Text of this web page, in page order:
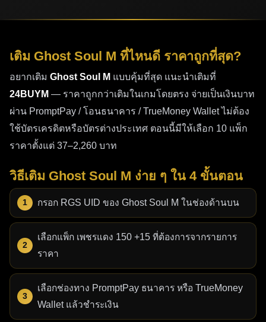
- เริ่มใช้เพชรเพื่อปลดล็อกฮีโร่ใหม่ อัปเกรดตัวละคร และเพิ่ม
1. เติม Ghost Soul M กับ 24Buym ปลอดภัย
ไหม
ปลอดภัย 100% เราใช้ระบบเข้ารหัสข้อมูลระดับธนาคาร และ
ไม่เก็บข้อมูลส่วนตัวของลูกค้าไว้ในระบบ การเติมทุกครั้งผ่าน
ข้อมูลรั่วไหล
2. เติม Ghost Soul Mกับ 24Buym ใช้เวลา
นานแค่ไหน
ใช้เวลาเพียง 1-3 นาที เท่านั้น หลังจากที่ระบบยืนยันการชำระ
เงินแล้ว เพชรจะเข้าสู่บัญชีเกมของคุณทันที ไม่ต้องรอนาน
เหมือนช่องทางอื่น ๆ ในตลาด
3. เติม Ghost Soul M
กับ 24Buym ต้องสมัคร
เติม Ghost Soul M ที่ไหนดี ราคาถูกที่สุด?
อยากเติม Ghost Soul M แบบคุ้มที่สุด แนะนำเติมที่
24BUYM — ราคาถูกกว่าเติมในเกมโดยตรง จ่ายเป็นเงินบาท
ผ่าน PromptPay / โอนธนาคาร / TrueMoney Wallet ไม่ต้อง
ใช้บัตรเครดิตหรือบัตรต่างประเทศ ตอนนี้มีให้เลือก 10 แพ็ก
ราคาตั้งแต่ 37–2,260 บาท
วิธีเติม Ghost Soul M ง่าย ๆ ใน 4 ขั้นตอน
กรอก RGS UID ของ Ghost Soul M ในช่องด้านบน
เลือกแพ็ก เพชรแดง 150 +15 ที่ต้องการจากรายการ
ราคา
เลือกช่องทาง PromptPay ธนาคาร หรือ TrueMoney
Wallet แล้วชำระเงิน